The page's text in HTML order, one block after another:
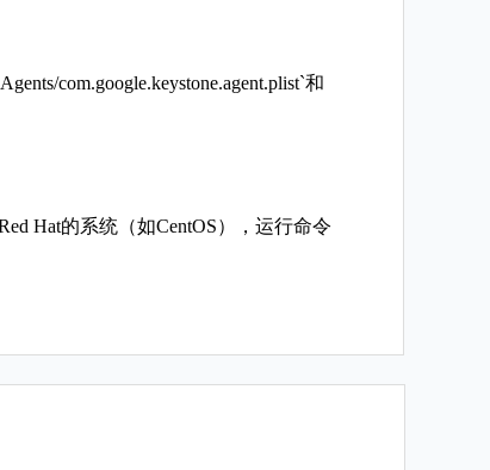
com.google.keystone.agent.plist`和
Hat的系统（如CentOS），运行命令